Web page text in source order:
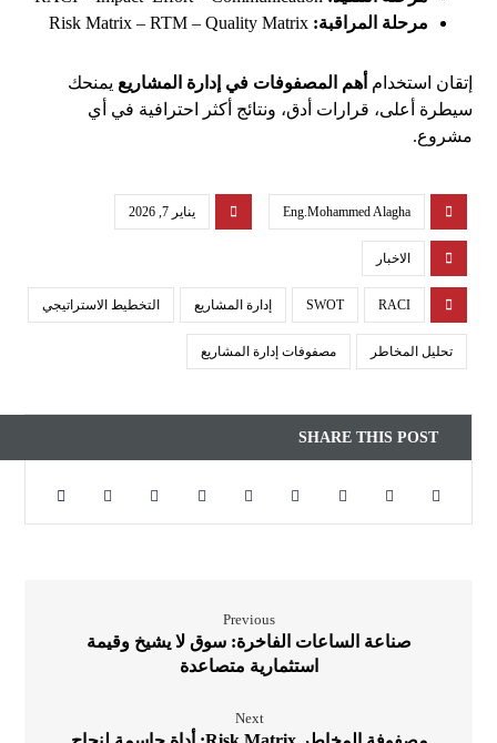
مرحلة المراقبة: Risk Matrix – RTM – Quality Matrix
إتقان استخدام أهم المصفوفات في إدارة المشاريع يمنحك
سيطرة أعلى، قرارات أدق، ونتائج أكثر احترافية في أي
مشروع.
Eng.Mohammed Alagha يناير 7, 2026
الاخبار
RACI
SWOT إدارة المشاريع التخطيط الاستراتيجي
تحليل المخاطر مصفوفات إدارة المشاريع
Previous
صناعة الساعات الفاخرة: سوق لا يشيخ وقيمة
استثمارية متصاعدة
Next